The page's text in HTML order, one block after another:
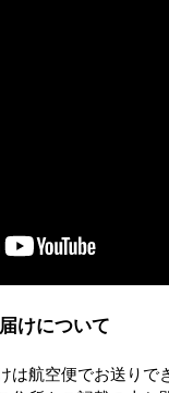
けについて
は航空便でお送り